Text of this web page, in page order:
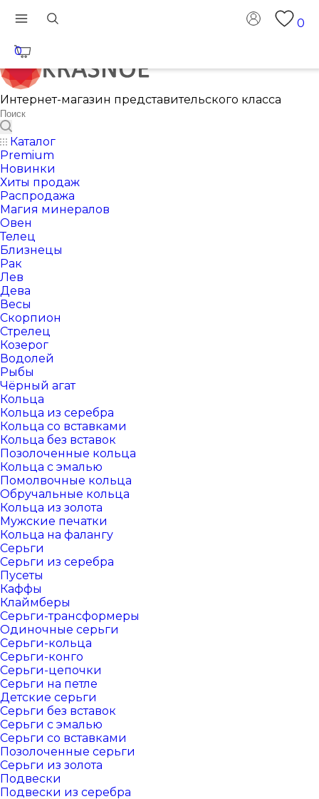
0
0
Интернет-магазин представительского класса
Каталог
Premium
Новинки
Хиты продаж
Распродажа
Магия минералов
Овен
Телец
Близнецы
Рак
Лев
Дева
Весы
Скорпион
Стрелец
Козерог
Водолей
Рыбы
Чёрный агат
Кольца
Кольца из серебра
Кольца со вставками
Кольца без вставок
Позолоченные кольца
Кольца с эмалью
Помолвочные кольца
Обручальные кольца
Кольца из золота
Мужские печатки
Кольца на фалангу
Серьги
Серьги из серебра
Пусеты
Каффы
Клаймберы
Серьги-трансформеры
Одиночные серьги
Серьги-кольца
Серьги-конго
Серьги-цепочки
Серьги на петле
Детские серьги
Серьги без вставок
Серьги с эмалью
Серьги со вставками
Позолоченные серьги
Серьги из золота
Подвески
Подвески из серебра